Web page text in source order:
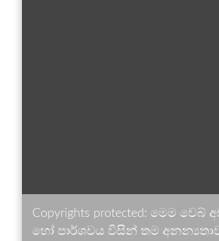
Copyrights protected: මෙම
හෝ පාර්ශවය විසින් තම